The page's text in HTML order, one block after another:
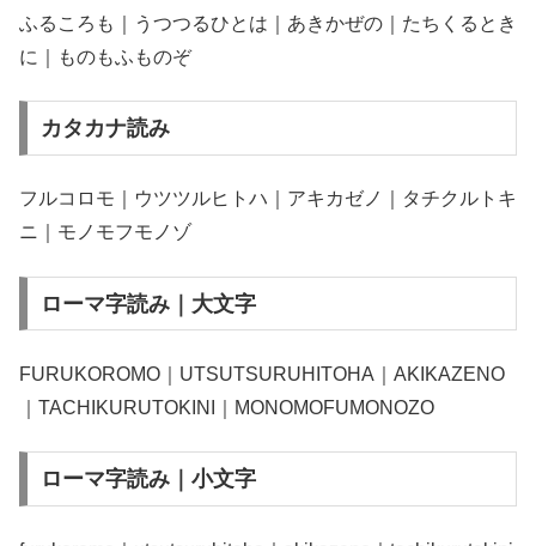
ふるころも｜うつつるひとは｜あきかぜの｜たちくるとき
に｜ものもふものぞ
カタカナ読み
フルコロモ｜ウツツルヒトハ｜アキカゼノ｜タチクルトキ
ニ｜モノモフモノゾ
ローマ字読み｜大文字
FURUKOROMO｜UTSUTSURUHITOHA｜AKIKAZENO
｜TACHIKURUTOKINI｜MONOMOFUMONOZO
ローマ字読み｜小文字